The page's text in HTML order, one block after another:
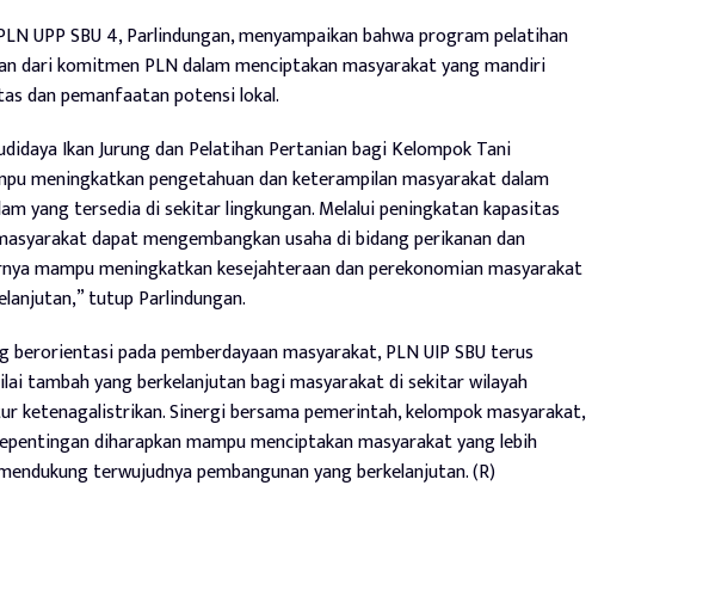
UPP SBU 4, Parlindungan, menyampaikan bahwa program pelatihan
dari komitmen PLN dalam menciptakan masyarakat yang mandiri
dan pemanfaatan potensi lokal.
Ikan Jurung dan Pelatihan Pertanian bagi Kelompok Tani
meningkatkan pengetahuan dan keterampilan masyarakat dalam
yang tersedia di sekitar lingkungan. Melalui peningkatan kapasitas
dapat mengembangkan usaha di bidang perikanan dan
mampu meningkatkan kesejahteraan dan perekonomian masyarakat
tutup Parlindungan.
berorientasi pada pemberdayaan masyarakat, PLN UIP SBU terus
tambah yang berkelanjutan bagi masyarakat di sekitar wilayah
ketenagalistrikan. Sinergi bersama pemerintah, kelompok masyarakat,
diharapkan mampu menciptakan masyarakat yang lebih
terwujudnya pembangunan yang berkelanjutan. (R)